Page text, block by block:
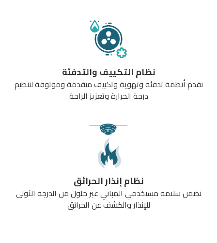
نظام التكييف والتدفئة
نقدم أنظمة تدفئة وتهوية وتكييف متقدمة وموثوقة لتنظيم
درجة الحرارة وتعزيز الراحة
نظام إنذار الحرائق
نضمن سلامة مستخدمي المباني عبر حلول من الدرجة الأولى
للإنذار والكشف عن الحرائق